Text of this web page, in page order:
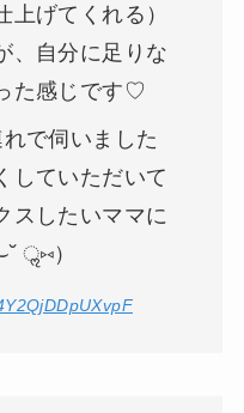
上げてくれる）
、自分に足りな
た感じです♡
で伺いました
していただいて
スしたいママに
ॢ⑅）